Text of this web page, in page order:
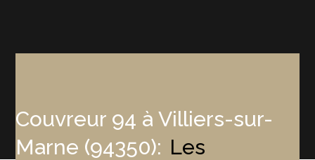
Couvreur 94 à Villiers-sur-
Marne (94350): Les